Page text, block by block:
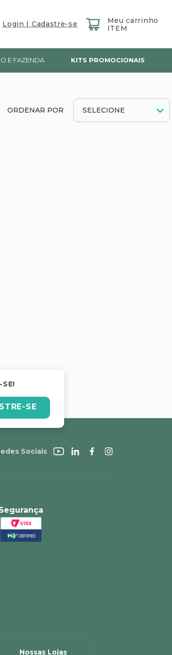
E FAZENDA KITS PROMOCIONAIS
SE!
SE
Sociais
Nossas Lojas